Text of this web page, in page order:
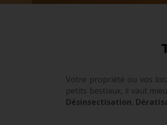
Votre propriété ou vos
petits bestiaux, il vaut
Désinsectisation,